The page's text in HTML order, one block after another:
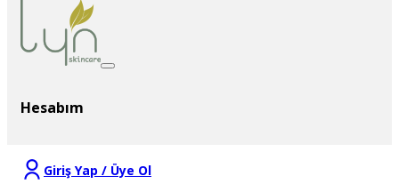
Hesabım
Giriş Yap / Üye Ol